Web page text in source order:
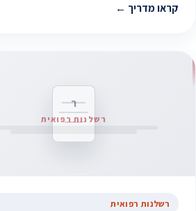
קראו מדריך
ר
רשלנות רפואית
רשלנות רפואית